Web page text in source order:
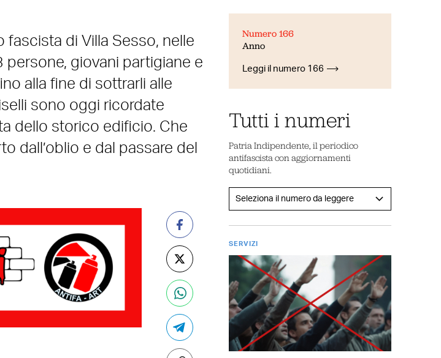
fascista di Villa Sesso, nelle
giovani partigiane e
alla fine di sottrarli alle
sono oggi ricordate
dello storico edificio. Che
dall’oblio e dal passare del
Numero 166
Anno
Leggi il numero 166
Tutti i numeri
Patria Indipendente, il periodico
antifascista con aggiornamenti
quotidiani.
SERVIZI